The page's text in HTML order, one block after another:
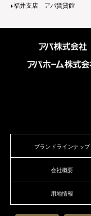
福井支店 アパ賃貸館
ブランドラインナップ
会社概要
用地情報